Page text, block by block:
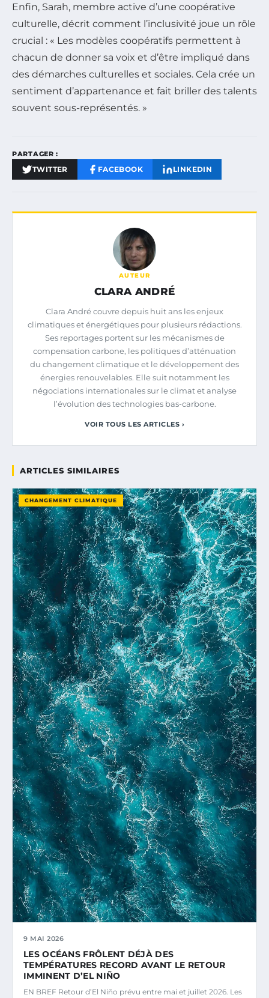
Enfin, Sarah, membre active d’une coopérative
culturelle, décrit comment l’inclusivité joue un rôle
crucial : « Les modèles coopératifs permettent à
chacun de donner sa voix et d’être impliqué dans
des démarches culturelles et sociales. Cela crée un
sentiment d’appartenance et fait briller des talents
souvent sous-représentés. »
PARTAGER :
TWITTER FACEBOOK LINKEDIN
AUTEUR
CLARA ANDRÉ
Clara André couvre depuis huit ans les enjeux
climatiques et énergétiques pour plusieurs rédactions.
Ses reportages portent sur les mécanismes de
compensation carbone, les politiques d’atténuation
du changement climatique et le développement des
énergies renouvelables. Elle suit notamment les
négociations internationales sur le climat et analyse
l’évolution des technologies bas-carbone.
VOIR TOUS LES ARTICLES ›
ARTICLES SIMILAIRES
CHANGEMENT CLIMATIQUE
9 MAI 2026
LES OCÉANS FRÔLENT DÉJÀ DES
TEMPÉRATURES RECORD AVANT LE RETOUR
IMMINENT D’EL NIÑO
EN BREF Retour d’El Niño prévu entre mai et juillet 2026. Les